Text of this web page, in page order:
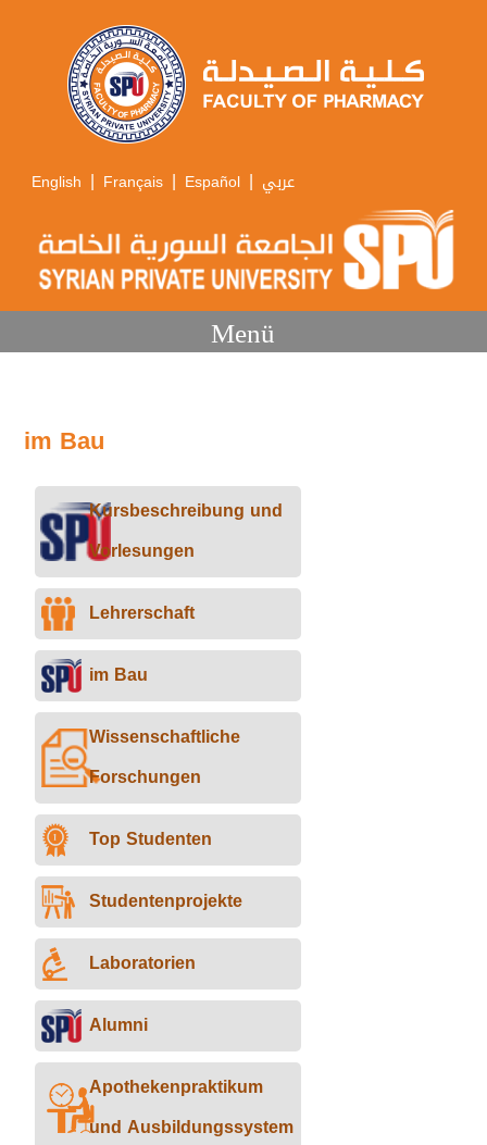
English | Français | Español | عربي
Menü
im Bau
Kursbeschreibung und
Vorlesungen
Lehrerschaft
im Bau
Wissenschaftliche
Forschungen
Top Studenten
Studentenprojekte
Laboratorien
Alumni
Apothekenpraktikum
und Ausbildungssystem